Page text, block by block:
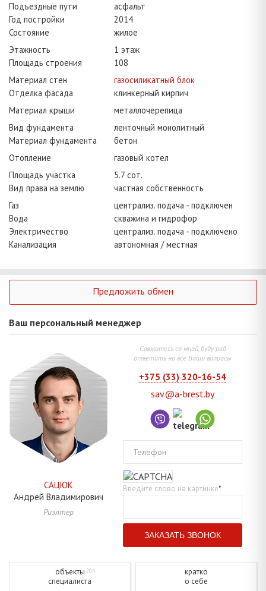
Подъездные пути
асфальт
Год постройки
2014
Состояние
жилое
Этажность
1 этаж
Площадь строения
108
Материал стен
газосиликатный блок
Отделка фасада
клинкерный кирпич
Материал крыши
металлочерепица
Вид фундамента
ленточный монолитный
Материал фундамента
бетон
Отопление
газовый котел
Площадь участка
5.7 сот.
Вид права на землю
частная собственность
Газ
централиз. подача - подключен
Вода
скважина и гидрофор
Электричество
централиз. подача - подключено
Канализация
автономная / местная
Предложить обмен
Ваш персональный менеджер
САЦЮК
Андрей Владимирович
Риэлтер
Свяжитесь со мной, буду рад
ответить на все Ваши вопросы
+375 (33) 320-16-54
sav@a-brest.by
Телефон
Введите слово на картинке*
объекты 204
специалиста
кратко
о себе